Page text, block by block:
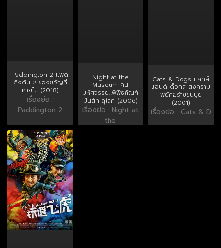
Paddington 2 แพด
ดิงตัน 2 ของขวัญที่
หายไป (2018)
เรื่องย่อ :
Paddington 2
Night at the
Museum คืน
มหัศจรรย์…พิพิธภัณฑ์
มันส์ทะลุโลก (2006)
เรื่องย่อ : Night at
the
Cats & Dogs แคทส์
แอนด์ ด็อกส์ สงคราม
พยัคฆ์ร้ายขนปุย
(2001)
เรื่องย่อ : Cats & D